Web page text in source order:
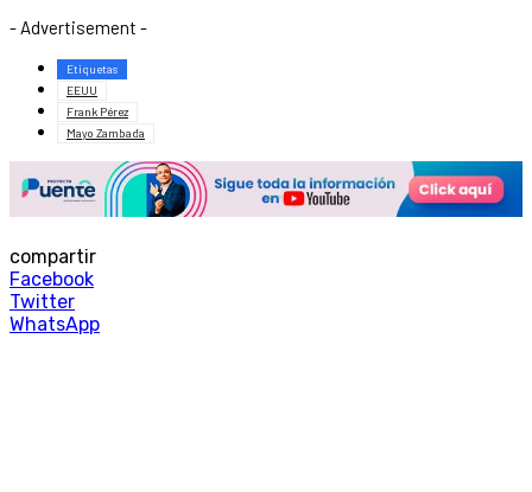
- Advertisement -
Etiquetas
EEUU
Frank Pérez
Mayo Zambada
compartir
Facebook
Twitter
WhatsApp